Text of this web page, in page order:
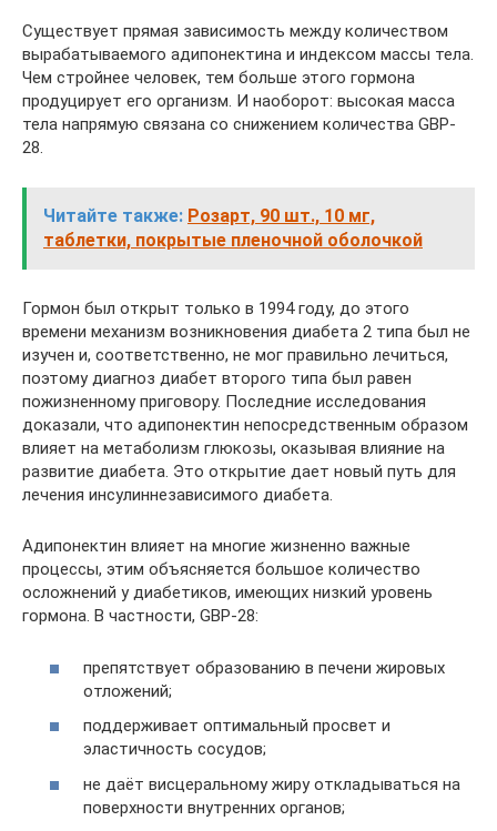
Существует прямая зависимость между количеством
вырабатываемого адипонектина и индексом массы тела.
Чем стройнее человек, тем больше этого гормона
продуцирует его организм. И наоборот: высокая масса
тела напрямую связана со снижением количества GBP-
28.
Читайте также: Розарт, 90 шт., 10 мг,
таблетки, покрытые пленочной оболочкой
Гормон был открыт только в 1994 году, до этого
времени механизм возникновения диабета 2 типа был не
изучен и, соответственно, не мог правильно лечиться,
поэтому диагноз диабет второго типа был равен
пожизненному приговору. Последние исследования
доказали, что адипонектин непосредственным образом
влияет на метаболизм глюкозы, оказывая влияние на
развитие диабета. Это открытие дает новый путь для
лечения инсулиннезависимого диабета.
Адипонектин влияет на многие жизненно важные
процессы, этим объясняется большое количество
осложнений у диабетиков, имеющих низкий уровень
гормона. В частности, GBP-28:
препятствует образованию в печени жировых
отложений;
поддерживает оптимальный просвет и
эластичность сосудов;
не даёт висцеральному жиру откладываться на
поверхности внутренних органов;